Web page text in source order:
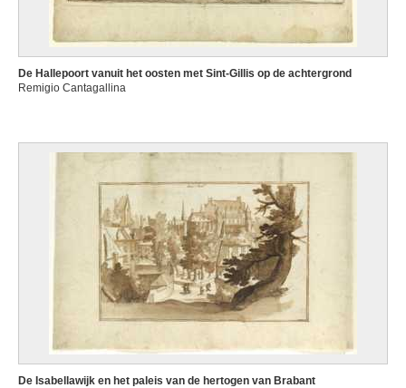
De Hallepoort vanuit het oosten met Sint-Gillis op de achtergrond
Remigio Cantagallina
De Isabellawijk en het paleis van de hertogen van Brabant